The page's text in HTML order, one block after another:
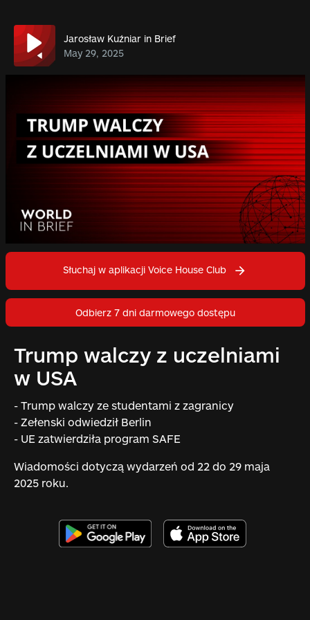
Jarosław Kuźniar in Brief
May 29, 2025
Słuchaj w aplikacji Voice House Club
Odbierz 7 dni darmowego dostępu
Trump walczy z uczelniami
w USA
- Trump walczy ze studentami z zagranicy
- Zełenski odwiedził Berlin
- UE zatwierdziła program SAFE
Wiadomości dotyczą wydarzeń od 22 do 29 maja
2025 roku.